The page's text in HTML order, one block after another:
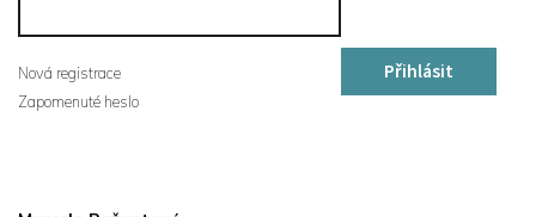
Přihlásit
Nová registrace
Zapomenuté heslo